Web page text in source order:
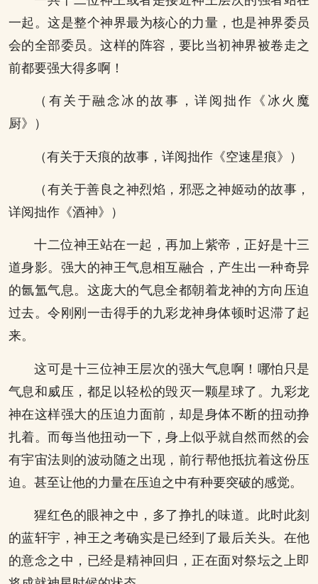
一起。这是整个神界最为核心的力量，也是神界委员
会的全部委员。这样的阵容，要比当初神界被卷走之
前都要强大得多啊！
（有关于融念冰的故事，详阅拙作《冰火魔
厨》）
（有关于天痕的故事，详阅拙作《空速星痕》）
（有关于善良之神烈焰，邪恶之神姬动的故事，
详阅拙作《酒神》）
十二位神王站在一起，再加上紫帝，正好是十三
道身影。强大的神王气息相互融合，产生出一种奇异
的氤氲气息。这庞大的气息全都朝着龙神的方向压迫
过去。令刚刚一击得手的九彩龙神身体顿时迟滞了起
来。
这可是十三位神王层次的强大气息啊！哪怕只是
气息和威压，都足以轻松的毁灭一颗星球了。九彩龙
神在这样强大的压迫力面前，却是身体不断的扭动挣
扎着。而每当他扭动一下，身上似乎就自然而然的会
有宇宙法则的波动随之出现，前行帮他抵抗着这份压
迫。甚至让他的力量在压迫之中有种要突破的感觉。
猩红色的眼神之中，多了挣扎的味道。此时此刻
的蓝轩宇，神王之考确实是已经到了最后关头。在他
的意念之中，已经是精神回归，正在面对祭坛之上即